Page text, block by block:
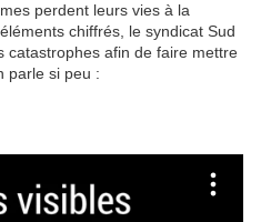
perdent leurs vies à la
chiffrés, le syndicat Sud
catastrophes afin de faire mettre
parle si peu :